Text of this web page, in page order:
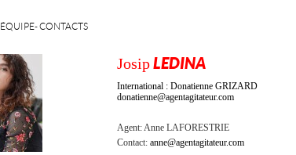
ÉQUIPE CONTACTS
JosipLEDINA
International : Donatienne GRIZARD
donatienne@agentagitateur.com
Agent:Anne LAFORESTRIE
Contact: anne@agentagitateur.com